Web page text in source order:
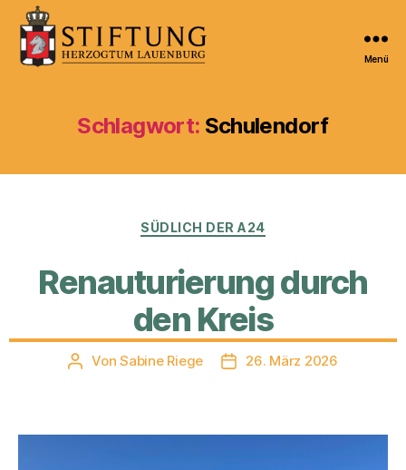
Herzogtum
Menü
Schlagwort: Schulendorf
Kategorien
SÜDLICH DER A24
Renauturierung durch
den Kreis
Beitragsautor
VonSabine Riege Veröffentlichungsdatum
26. März 2026